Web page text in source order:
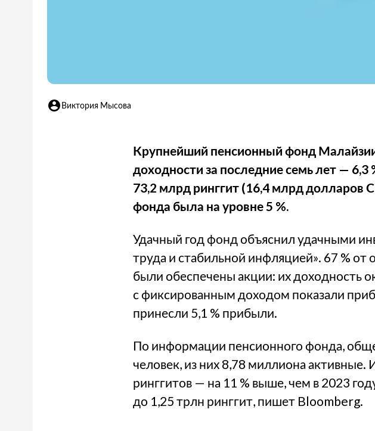
Виктория Мысова
Крупнейший пенсионный фонд
доходности за последние семь лет —
73,2 млрд ринггит (16,4 млрд долларов
фонда была на уровне 5 %.
Удачный год фонд объяснил удачными
труда и стабильной инфляцией». 67 %
были обеспечены акции: их доходность
с фиксированным доходом показали
принесли 5,1 % прибыли.
По информации пенсионного фонда,
человек, из них 8,78 миллиона
ринггитов — на 11 % выше, чем в 2023
до 1,25 трлн ринггит, пишет Bloomberg.